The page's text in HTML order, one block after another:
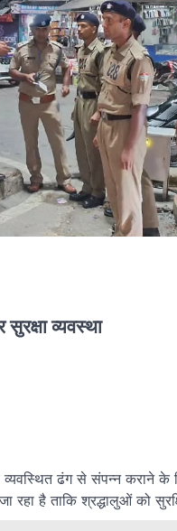
व्यवस्था
ढंग से संपन्न कराने के
है ताकि श्रद्धालुओं को